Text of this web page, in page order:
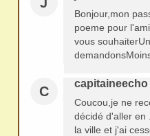
Bonjour,mon
poeme pour
vous
C
capitaineecho
Coucou,je ne
décidé d'aller en
la ville et j'ai